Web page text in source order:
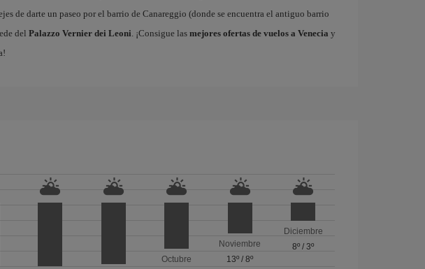
de darte un paseo por el barrio de Canareggio (donde se encuentra el antiguo barrio
del Palazzo Vernier dei Leoni. ¡Consigue las mejores ofertas de vuelos a Venecia y
Octubre
Noviembre
13º /8º
Diciembre
8º /3º